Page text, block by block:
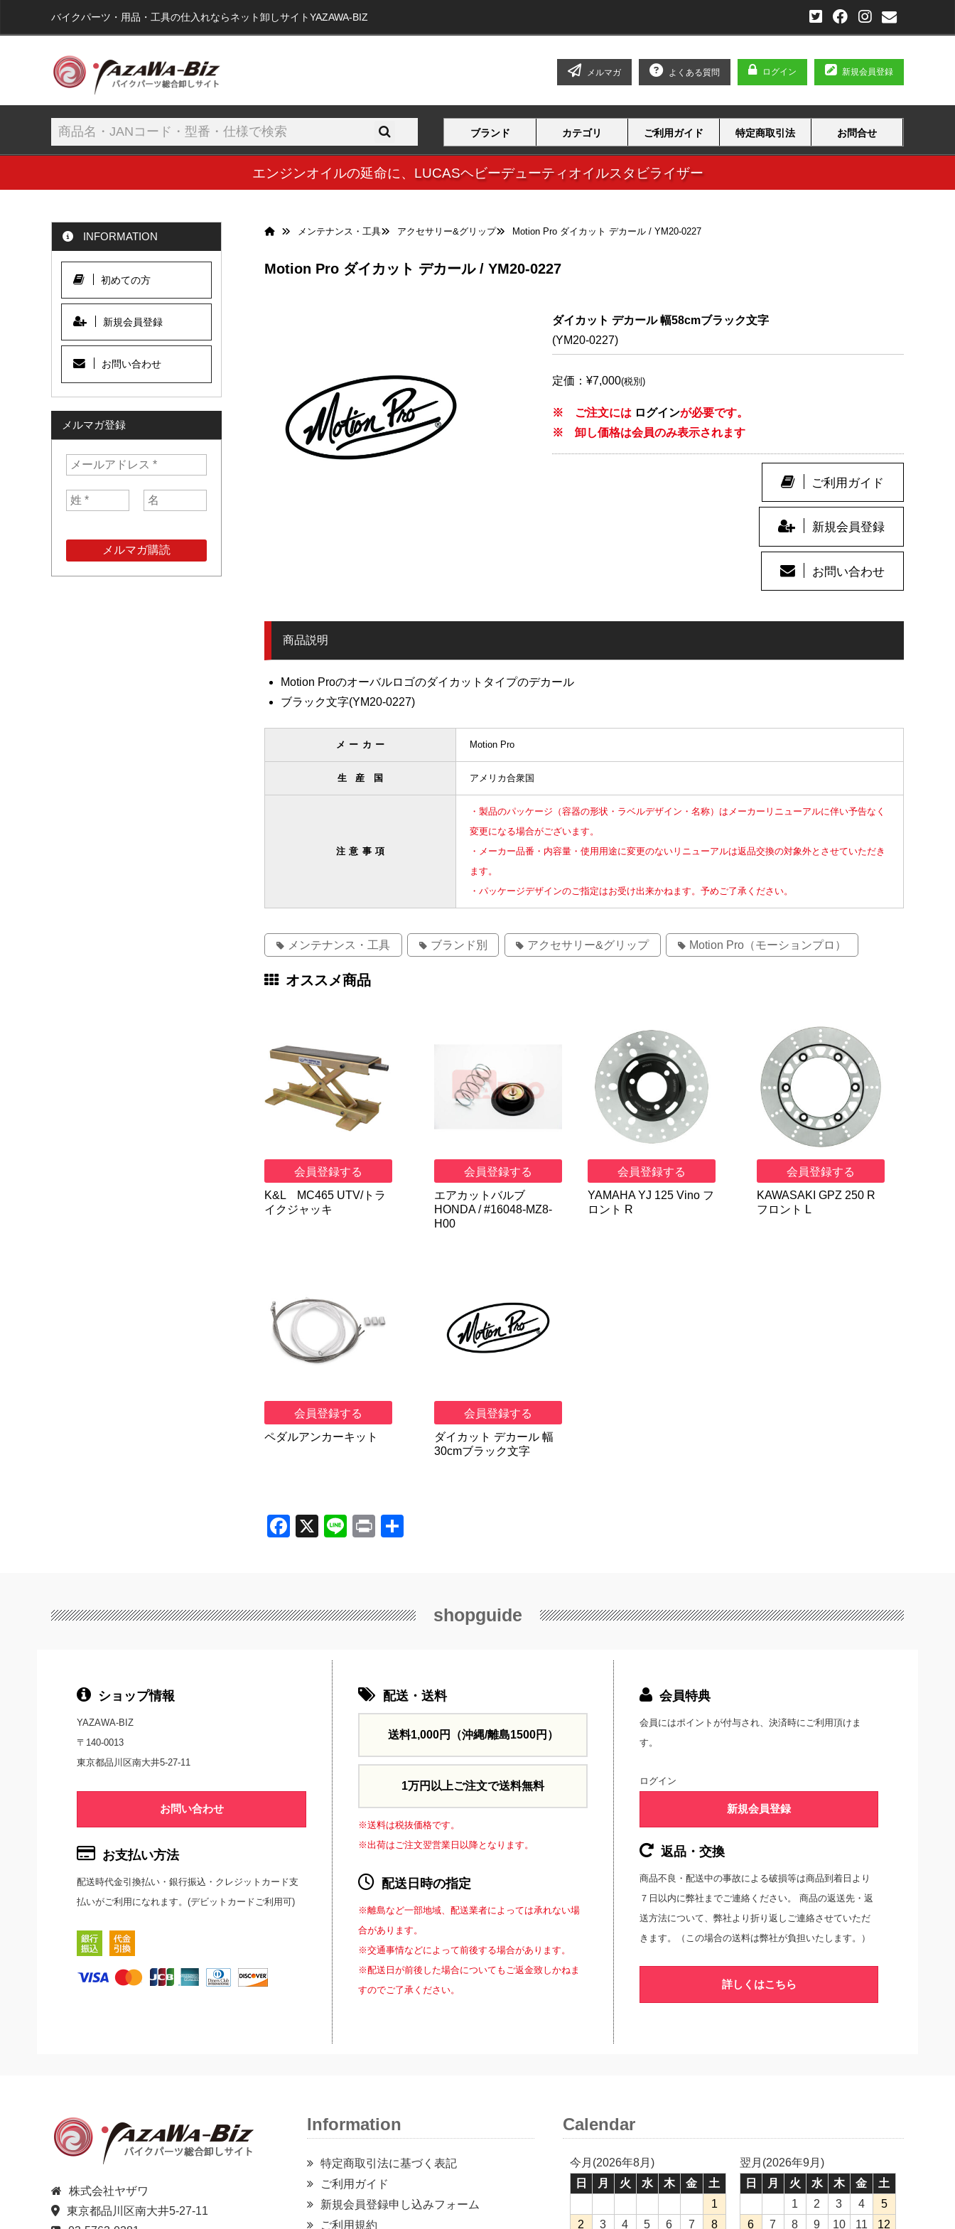
バイクパーツ・用品・工具の仕入れならネット卸しサイトYAZAWA-BIZ
メルマガ よくある質問 ログイン 新規会員登録
ブランド カテゴリ ご利用ガイド 特定商取引法 お問合せ
エンジンオイルの延命に、 LUCASヘビーデューティオイルスタビライザー
メンテナンス・工具 アクセサリー&グリップ Motion Pro ダイカット デカール / YM20-0227
Motion Pro ダイカット デカール / YM20-0227
ダイカット デカール 幅58cmブラック文字
(YM20-0227)
定価：¥7,000(税別)
※ ご注文には ログインが必要です。
※ 卸し価格は会員のみ表示されます
ご利用ガイド
新規会員登録
お問い合わせ
商品説明
Motion Proのオーバルロゴのダイカットタイプのデカール
ブラック文字(YM20-0227)
メーカー Motion Pro
生産国 アメリカ合衆国
注意事項
・製品のパッケージ（容器の形状・ラベルデザイン・名称）はメーカーリニューアルに伴い予告なく
変更になる場合がございます。
・メーカー品番・内容量・使用用途に変更のないリニューアルは返品交換の対象外とさせていただき
ます。
・パッケージデザインのご指定はお受け出来かねます。予めご了承ください。
メンテナンス・工具 ブランド別 アクセサリー&グリップ Motion Pro（モーションプロ）
オススメ商品
会員登録する
K&L MC465 UTV/トラ
イクジャッキ
会員登録する
エアカットバルブ
HONDA / #16048-MZ8-
H00
会員登録する
YAMAHA YJ 125 Vino フ
ロント R
会員登録する
KAWASAKI GPZ 250 R
フロント L
会員登録する
ペダルアンカーキット
会員登録する
ダイカット デカール 幅
30cmブラック文字
F
b
X
Li
Pr
INFORMATION
初めての方
新規会員登録
お問い合わせ
メルマガ登録
shopguide
ショップ情報
YAZAWA-BIZ
〒140-0013
東京都品川区南大井5-27-11
お問い合わせ
お支払い方法
配送時代金引換払い・銀行振込・クレジットカード支
払いがご利用になれます。(デビットカードご利用可)
配送・送料
送料1,000円 （沖縄/離島1500円）
1万円以上ご注文で送料無料
※送料は税抜価格です。
※出荷はご注文翌営業日以降となります。
配送日時の指定
※離島など一部地域、配送業者によっては承れない場
合があります。
※交通事情などによって前後する場合があります。
※配送日が前後した場合についてもご返金致しかねま
すのでご了承ください。
会員特典
会員にはポイントが付与され、決済時にご利用頂けま
す。
ログイン
新規会員登録
返品・交換
商品不良・配送中の事故による破損等は商品到着日より
７日以内に弊社までご連絡ください。 商品の返送先・返
送方法について、弊社より折り返しご連絡させていただ
きます。（この場合の送料は弊社が負担いたします。）
詳しくはこちら
株式会社ヤザワ
東京都品川区南大井5-27-11
Information
特定商取引法に基づく表記
ご利用ガイド
新規会員登録申し込みフォーム
ご利用規約
Calendar
今月(2026年8月)
日
月 火 水 木 金
土
1
2
3 4 5 6 7 8
翌月(2026年9月)
日
月 火 水 木 金
土
1
2 3 4
5
6
7 8 9 10 11 12